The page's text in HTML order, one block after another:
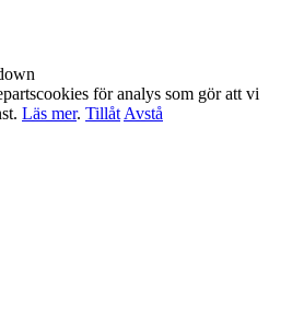
för analys som gör att vi
Läs mer. Tillåt Avstå